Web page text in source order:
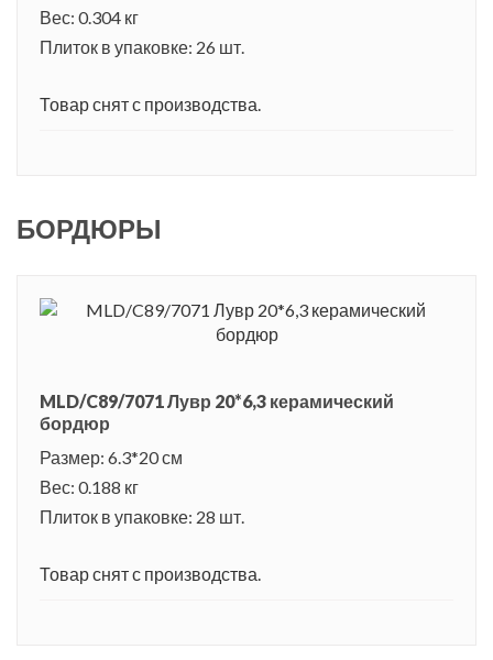
Вес: 0.304 кг
Плиток в упаковке: 26 шт.
Товар снят с производства.
БОРДЮРЫ
MLD/C89/7071 Лувр 20*6,3 керамический
бордюр
Размер: 6.3*20 см
Вес: 0.188 кг
Плиток в упаковке: 28 шт.
Товар снят с производства.